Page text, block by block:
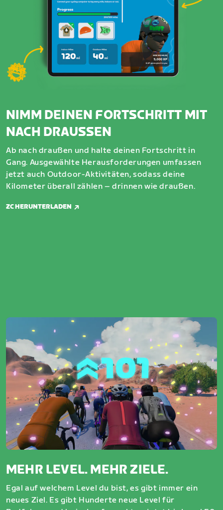
NIMM DEINEN FORTSCHRITT MIT
NACH DRAUSSEN
Ab nach draußen und halte deinen Fortschritt in
Gang. Ausgewählte Herausforderungen umfassen
jetzt auch Outdoor-Aktivitäten, sodass deine
Kilometer überall zählen – drinnen wie draußen.
ZC HERUNTERLADEN
MEHR LEVEL. MEHR ZIELE.
Egal auf welchem Level du bist, es gibt immer ein
neues Ziel. Es gibt Hunderte neue Level für